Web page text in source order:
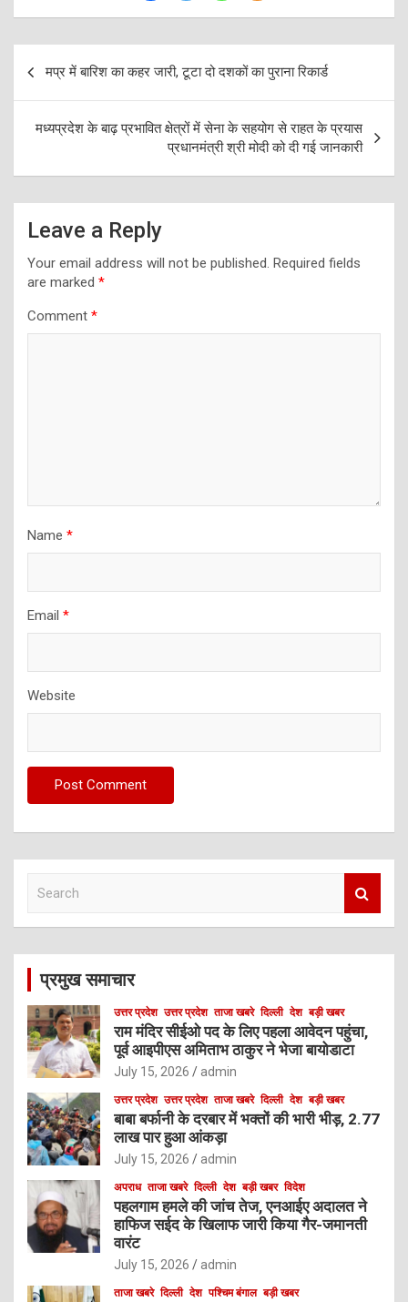
navigation
मप्र में बारिश का कहर जारी, टूटा दो दशकों का पुराना रिकार्ड
मध्यप्रदेश के बाढ़ प्रभावित क्षेत्रों में सेना के सहयोग से राहत के प्रयास
प्रधानमंत्री श्री मोदी को दी गई जानकारी
Leave a Reply
Your email address will not be published. Required fields
are marked *
Comment *
Name *
Email *
Website
c
प्रमुख समाचार
उत्तर प्रदेश उत्तर प्रदेश ताजा खबरे दिल्ली देश बड़ी खबर
राम मंदिर सीईओ पद के लिए पहला आवेदन पहुंचा,
पूर्व आइपीएस अमिताभ ठाकुर ने भेजा बायोडाटा
July 15, 2026 admin
उत्तर प्रदेश उत्तर प्रदेश ताजा खबरे दिल्ली देश बड़ी खबर
बाबा बर्फानी के दरबार में भक्तों की भारी भीड़, 2.77
लाख पार हुआ आंकड़ा
July 15, 2026 admin
अपराध ताजा खबरे दिल्ली देश बड़ी खबर विदेश
पहलगाम हमले की जांच तेज, एनआईए अदालत ने
हाफिज सईद के खिलाफ जारी किया गैर-जमानती
वारंट
July 15, 2026 admin
ताजा खबरे दिल्ली देश पश्चिम बंगाल बड़ी खबर